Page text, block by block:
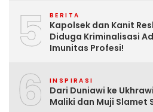
5 BERITA
Kapolsek dan Kanit
Diduga Kriminalisasi
Imunitas Profesi!
6 INSPIRASI
Dari Duniawi ke
Maliki dan Muji Slamet